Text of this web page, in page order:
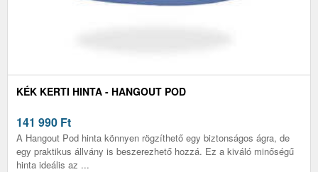
KÉK KERTI HINTA - HANGOUT POD
141 990 Ft
A Hangout Pod hinta könnyen rögzíthető egy biztonságos ágra, de
egy praktikus állvány is beszerezhető hozzá. Ez a kiváló minőségű
hinta ideális az ...